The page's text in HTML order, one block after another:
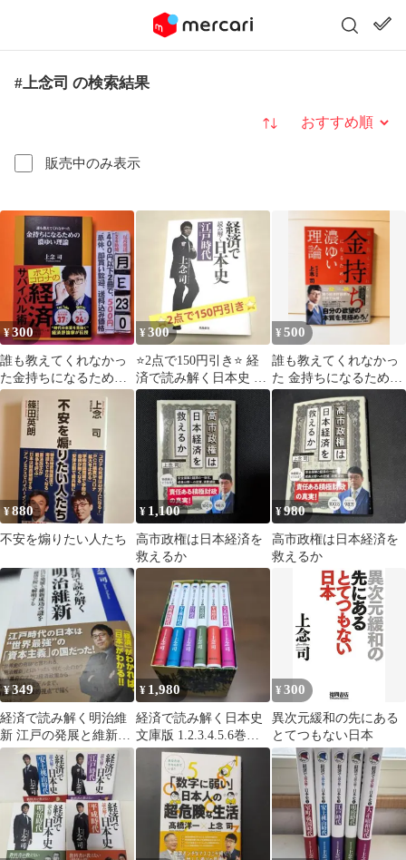
#上念司 の検索結果
販売中のみ表示
並び替え
¥300
誰も教えてくれなかっ
た金持ちになるための
濃ゆい理論 上念司 扶桑
社新書
¥300
⭐️2点で150円引き⭐️ 経
済で読み解く日本史 文
庫版 3 江戸時代 上念
司
¥500
誰も教えてくれなかっ
た 金持ちになるための
濃ゆい理論
¥880
不安を煽りたい人たち
¥ 1,100
高市政権は日本経済を
救えるか
¥980
高市政権は日本経済を
救えるか
¥349
経済で読み解く明治維
新 江戸の発展と維新成
功の謎を「経済の掟」
で解明する上念司
¥ 1,980
経済で読み解く日本史
文庫版 1.2.3.4.5.6巻セ
ット
¥300
異次元緩和の先にある
とてつもない日本